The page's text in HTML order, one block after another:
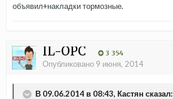
объявил+накладки тормозные.
IL-OPC 3 354
Опубликовано 9 июня, 2014
В 09.06.2014 в 08:43, Кастян сказал: